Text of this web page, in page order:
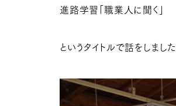
進路学習「職業人に聞く」
というタイトルで話をしました